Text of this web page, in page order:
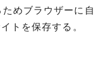
めブラウザーに自
トを保存する。